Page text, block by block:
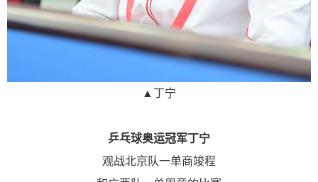
▲丁宁
乒乓球奥运冠军丁宁
观战北京队一单商竣程